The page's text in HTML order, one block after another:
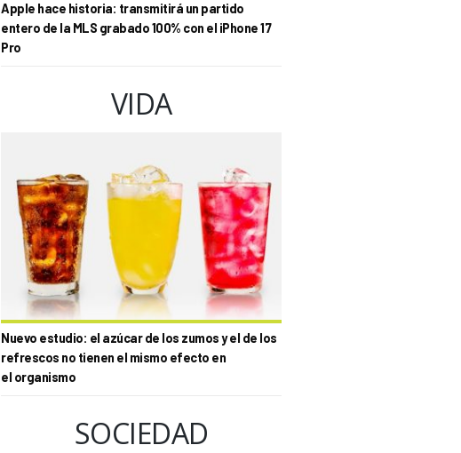
Apple hace historia: transmitirá un partido
entero de la MLS grabado 100% con el iPhone 17
Pro
VIDA
Nuevo estudio: el azúcar de los zumos y el de los
refrescos no tienen el mismo efecto en
el organismo
SOCIEDAD